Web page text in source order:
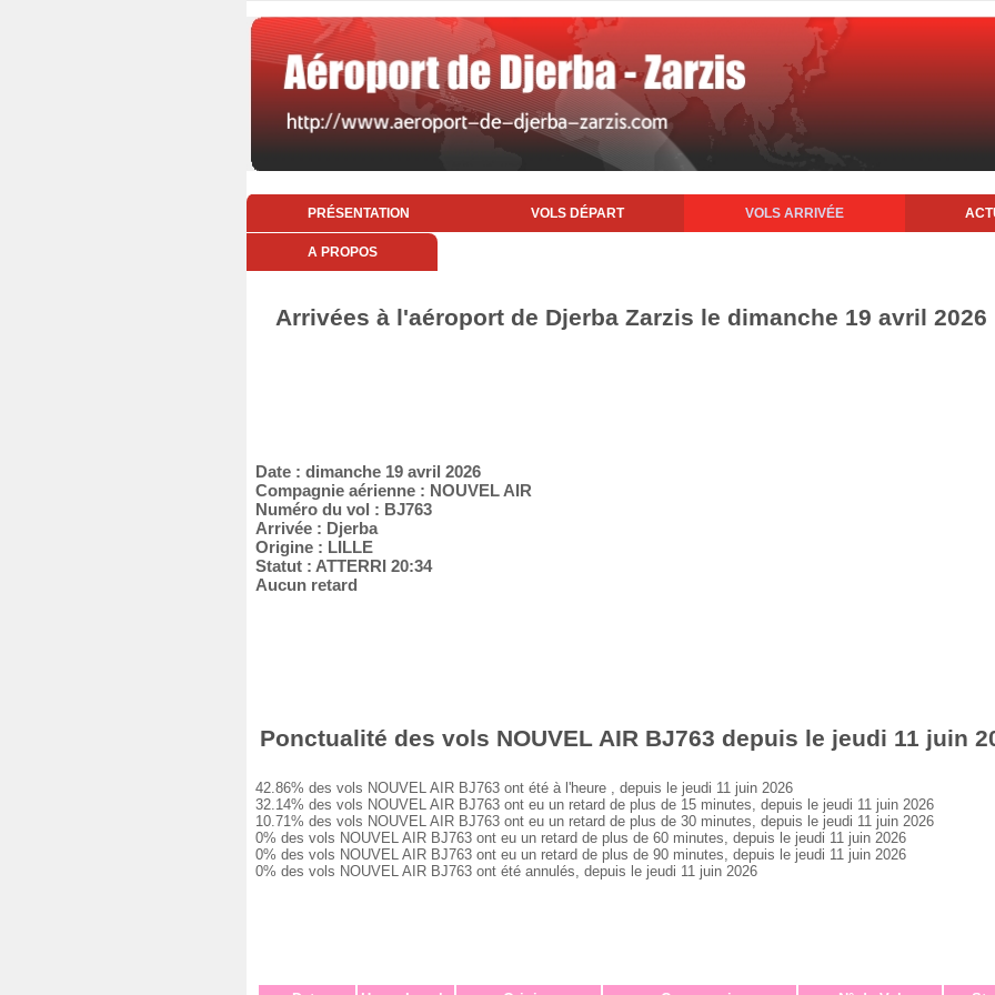
PRÉSENTATION VOLS DÉPART VOLS ARRIVÉE
A PROPOS
Arrivées à l'aéroport de Djerba Zarzis le dimanche 19 avril 2026
Date : dimanche 19 avril 2026
Compagnie aérienne : NOUVEL AIR
Numéro du vol : BJ763
Arrivée : Djerba
Origine : LILLE
Statut : ATTERRI 20:34
Aucun retard
Ponctualité des vols NOUVEL AIR BJ763 depuis le jeudi 11 juin
42.86% des vols NOUVEL AIR BJ763 ont été à l'heure , depuis le jeudi 11 juin 2026
32.14% des vols NOUVEL AIR BJ763 ont eu un retard de plus de 15 minutes, depuis le jeudi 11 juin 2026
10.71% des vols NOUVEL AIR BJ763 ont eu un retard de plus de 30 minutes, depuis le jeudi 11 juin 2026
0% des vols NOUVEL AIR BJ763 ont eu un retard de plus de 60 minutes, depuis le jeudi 11 juin 2026
0% des vols NOUVEL AIR BJ763 ont eu un retard de plus de 90 minutes, depuis le jeudi 11 juin 2026
0% des vols NOUVEL AIR BJ763 ont été annulés, depuis le jeudi 11 juin 2026